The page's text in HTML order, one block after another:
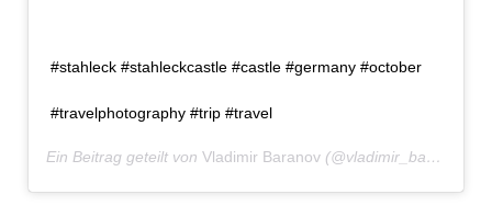
#stahleck #stahleckcastle #castle #germany #october
#travelphotography #trip #travel
Ein Beitrag geteilt von Vladimir Baranov (@vladimir_baranov_) am